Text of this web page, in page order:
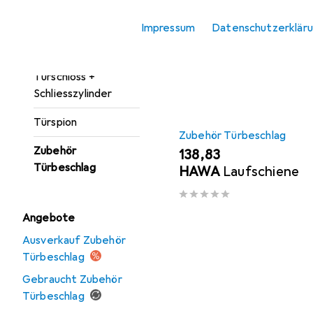
Impressum
Türschloss +
Schliesszylinder
Türspion
Zubehör
Türbeschlag
Angebote
Ausverkauf Zubehör
Türbeschlag
Gebraucht Zubehör
Türbeschlag
Zubehör Türbeschlag
EUR
138,83
HAWA Laufschiene